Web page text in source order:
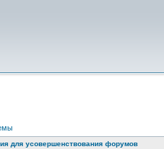
для усовершенствования форумов